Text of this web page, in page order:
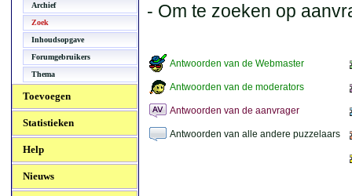
Archief
Zoek
Inhoudsopgave
Forumgebruikers
Thema
Toevoegen
Statistieken
Help
Nieuws
- Om te zoeken op
Antwoorden van de Webmaster
Antwoorden van de moderators
Antwoorden van de aanvrager
Antwoorden van alle andere puzzelaars